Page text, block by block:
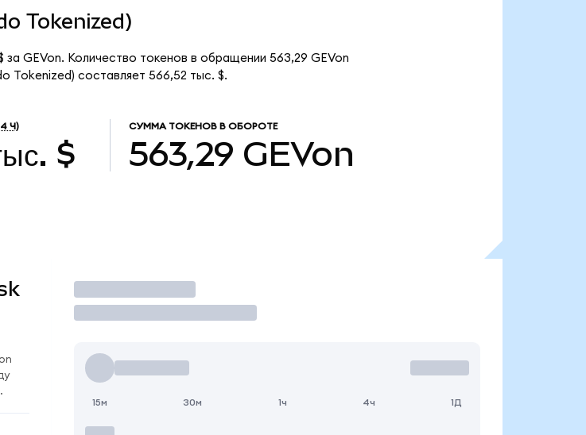
Tokenized)
GEVon. Количество токенов в обращении 563,29 GEVon
Tokenized) составляет 566,52 тыс. $.
Ч)
$
СУММА ТОКЕНОВ В ОБОРОТЕ
563,29 GEVon
Торговать
15м 30м 1ч 4ч 1Д